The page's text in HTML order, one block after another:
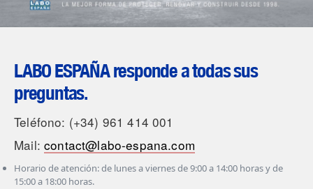
LABO ESPAÑA responde a todas sus
preguntas.
Teléfono: (+34) 961 414 001
Mail:contact@labo-espana.com
Horario de atención: de lunes a viernes de 9:00 a 14:00 horas y de
15:00 a 18:00 horas.